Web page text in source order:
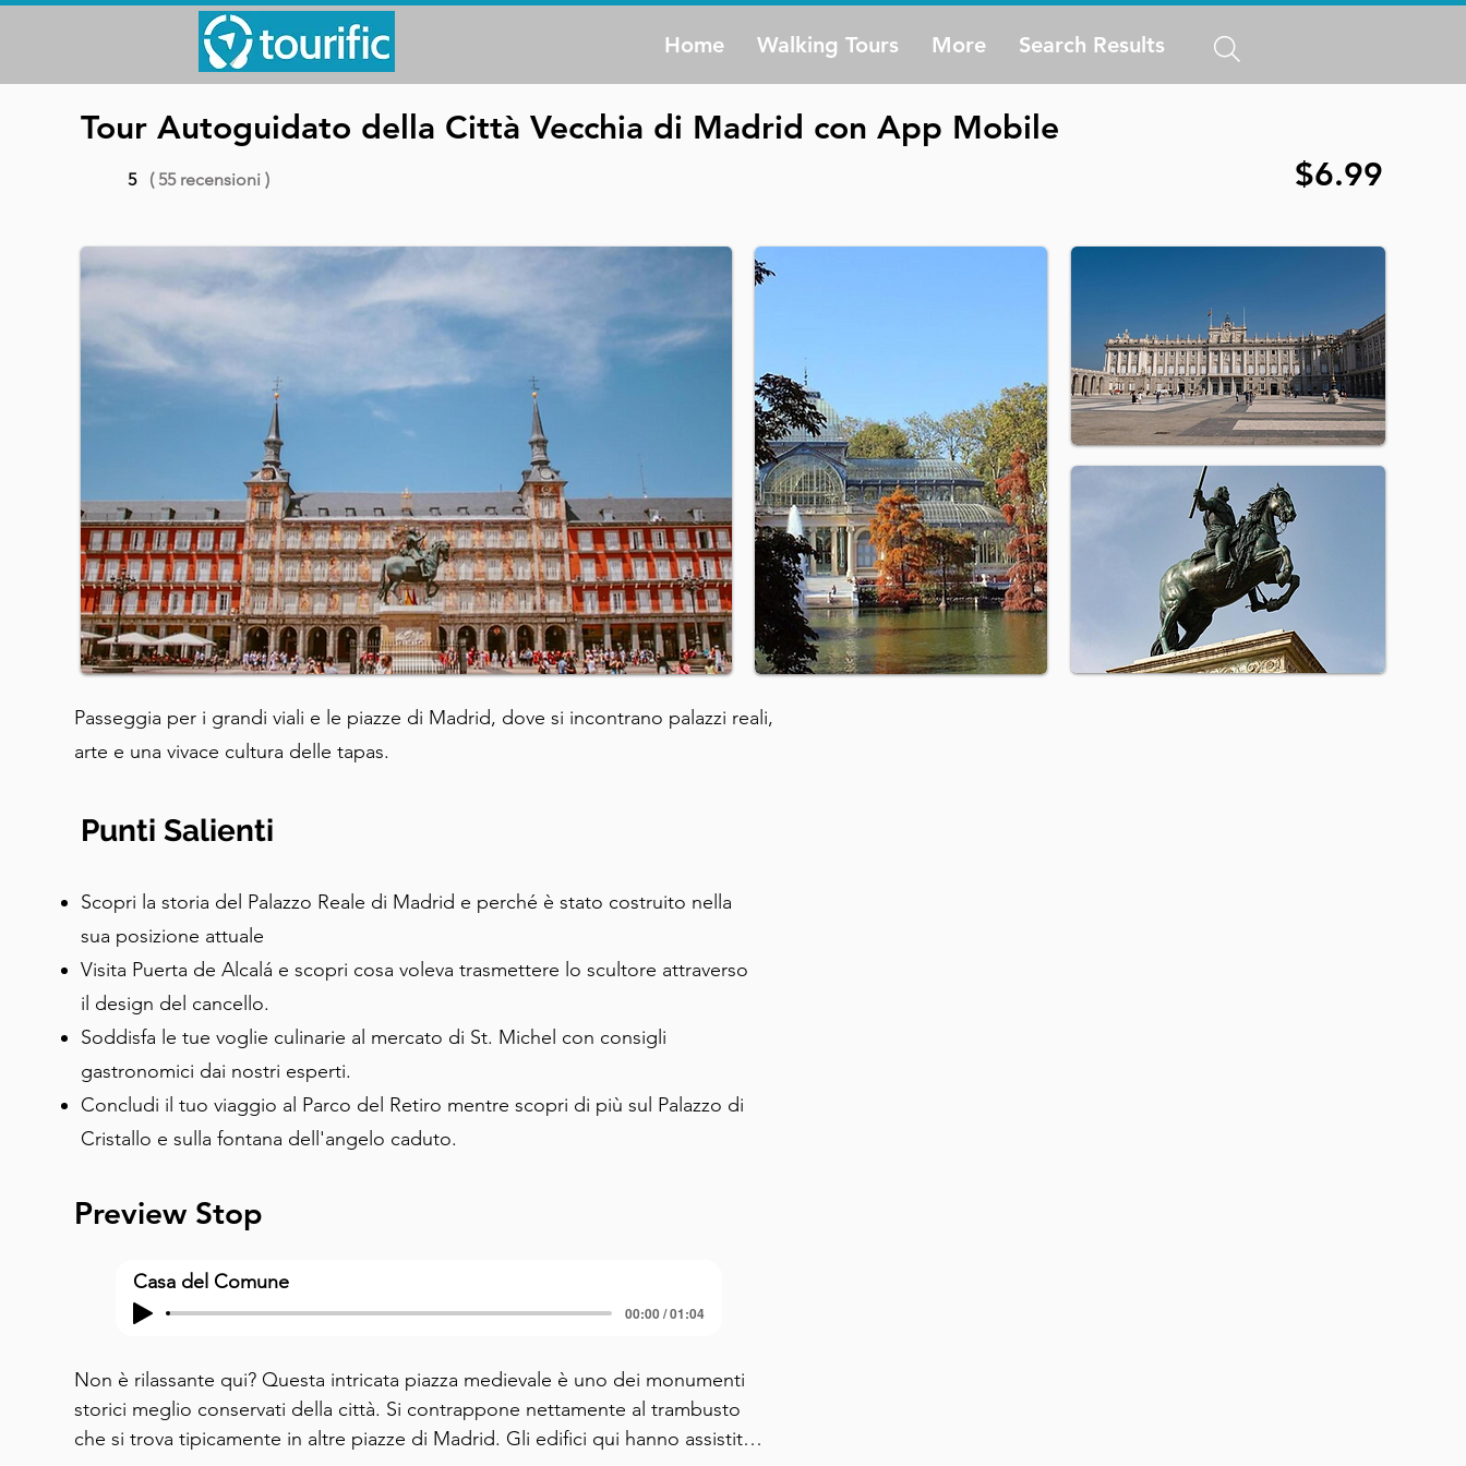
Home Walking Tours More Search Results
Tour Autoguidato della Città Vecchia di Madrid con App Mobile
5 ( 55 recensioni ) $6.99
Passeggia per i grandi viali e le piazze di Madrid, dove si incontrano palazzi reali,
arte e una vivace cultura delle tapas.
Punti Salienti
Scopri la storia del Palazzo Reale di Madrid e perché è stato costruito nella
sua posizione attuale
Visita Puerta de Alcalá e scopri cosa voleva trasmettere lo scultore attraverso
il design del cancello.
Soddisfa le tue voglie culinarie al mercato di St. Michel con consigli
gastronomici dai nostri esperti.
Concludi il tuo viaggio al Parco del Retiro mentre scopri di più sul Palazzo di
Cristallo e sulla fontana dell'angelo caduto.
Preview Stop
Casa del Comune
00:00 / 01:04
Non è rilassante qui? Questa intricata piazza medievale è uno dei monumenti
storici meglio conservati della città. Si contrappone nettamente al trambusto
che si trova tipicamente in altre piazze di Madrid. Gli edifici qui hanno assistito